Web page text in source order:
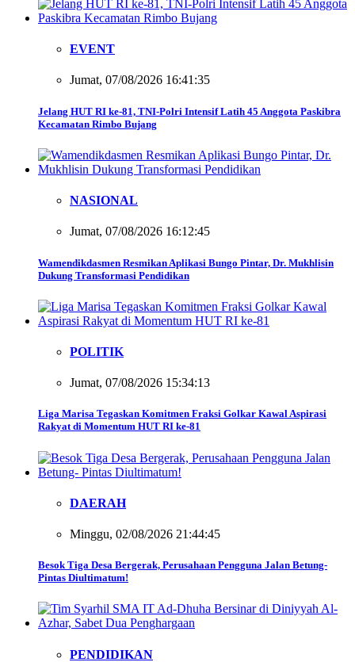
EVENT
Jumat, 07/08/2026 16:41:35
Jelang HUT RI ke-81, TNI-Polri Intensif Latih 45 Anggota Paskibra
Kecamatan Rimbo Bujang
NASIONAL
Jumat, 07/08/2026 16:12:45
Wamendikdasmen Resmikan Aplikasi Bungo Pintar, Dr. Mukhlisin
Dukung Transformasi Pendidikan
POLITIK
Jumat, 07/08/2026 15:34:13
Liga Marisa Tegaskan Komitmen Fraksi Golkar Kawal Aspirasi
Rakyat di Momentum HUT RI ke-81
DAERAH
Minggu, 02/08/2026 21:44:45
Besok Tiga Desa Bergerak, Perusahaan Pengguna Jalan Betung-
Pintas Diultimatum!
PENDIDIKAN